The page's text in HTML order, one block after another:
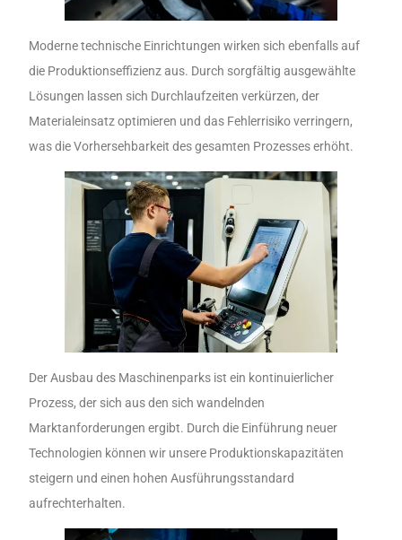
Moderne technische Einrichtungen wirken sich ebenfalls auf
die Produktionseffizienz aus. Durch sorgfältig ausgewählte
Lösungen lassen sich Durchlaufzeiten verkürzen, der
Materialeinsatz optimieren und das Fehlerrisiko verringern,
was die Vorhersehbarkeit des gesamten Prozesses erhöht.
Der Ausbau des Maschinenparks ist ein kontinuierlicher
Prozess, der sich aus den sich wandelnden
Marktanforderungen ergibt. Durch die Einführung neuer
Technologien können wir unsere Produktionskapazitäten
steigern und einen hohen Ausführungsstandard
aufrechterhalten.